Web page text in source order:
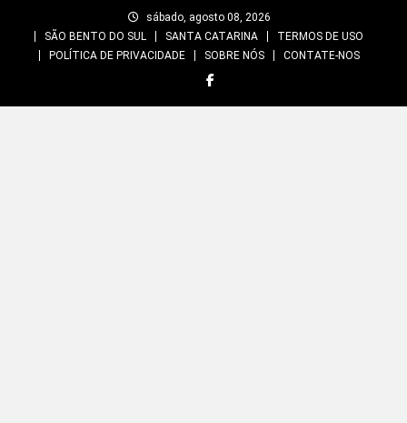
sábado, agosto 08, 2026
SÃO BENTO DO SUL
SANTA CATARINA
TERMOS DE USO
POLÍTICA DE PRIVACIDADE
SOBRE NÓS CONTATE-NOS